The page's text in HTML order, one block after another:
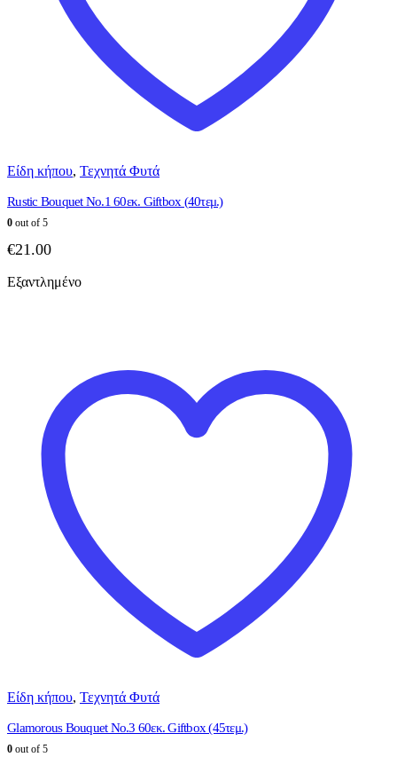
Είδη κήπου, Τεχνητά Φυτά
Rustic Bouquet No.1 60εκ. Giftbox (40τεμ.)
0 out of 5
€21.00
Εξαντλημένο
Είδη κήπου, Τεχνητά Φυτά
Glamorous Bouquet No.3 60εκ. Giftbox (45τεμ.)
0 out of 5